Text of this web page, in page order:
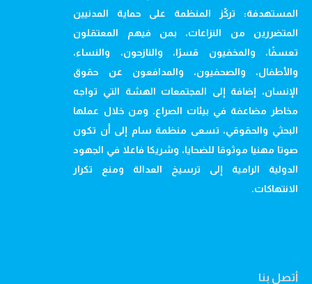
المستهدفة: تركّز المنظمة على حماية المدنيين
المتضررين من النزاعات، بمن فيهم المعتقلون
تعسفًا، والمخفيون قسرًا، والنازحون، والنساء،
والأطفال، والصحفيون، والمدافعون عن حقوق
الإنسان، إضافة إلى المجتمعات الهشة التي تواجه
مخاطر مضاعفة في بيئات الصراع. ومن خلال عملها
البحثي والحقوقي، تسعى منظمة سام إلى أن تكون
صوتا مهنيا موثوقا للضحايا، وشريكا فاعلا في الجهود
الدولية الرامية إلى ترسيخ العدالة ومنع تكرار
الانتهاكات.
أتصل بنا